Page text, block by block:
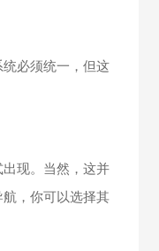
必须统一，但这
现。当然，这并
，你可以选择其